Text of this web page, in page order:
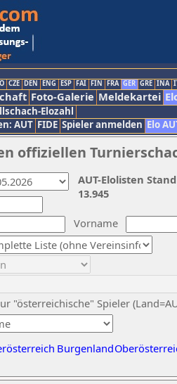
CZE DEN ENG ESP FAI FIN FRA GER GRE INA
Foto-Galerie Meldekartei
Elozahl
AUT FIDE Spieler anmelden Elo
offiziellen
Vorname
"österreichische" Spieler
Burgenland
AUT-Elolisten
13.945